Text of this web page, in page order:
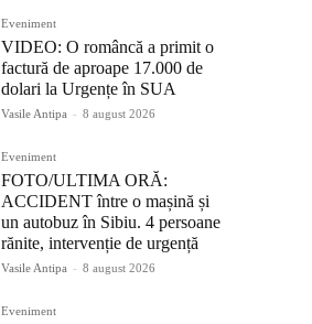
Eveniment
VIDEO: O româncă a primit o
factură de aproape 17.000 de
dolari la Urgențe în SUA
Vasile Antipa - 8 august 2026
Eveniment
FOTO/ULTIMA ORĂ:
ACCIDENT între o mașină și
un autobuz în Sibiu. 4 persoane
rănite, intervenție de urgență
Vasile Antipa - 8 august 2026
Eveniment